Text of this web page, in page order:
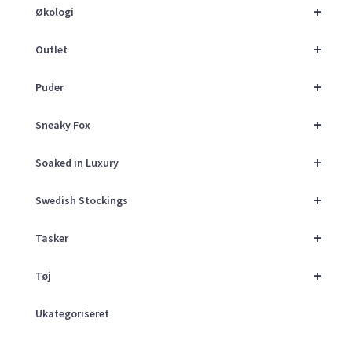
+
Økologi
+
Outlet
+
Puder
+
Sneaky Fox
+
Soaked in Luxury
+
Swedish Stockings
+
Tasker
+
Tøj
Ukategoriseret